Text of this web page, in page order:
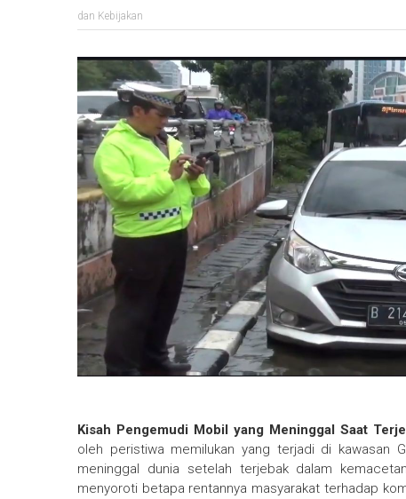
dan Kebijakan
Kisah Pengemudi Mobil yang Meninggal Saat
oleh peristiwa memilukan yang terjadi di kawasan
meninggal dunia setelah terjebak dalam
menyoroti betapa rentannya masyarakat terhadap